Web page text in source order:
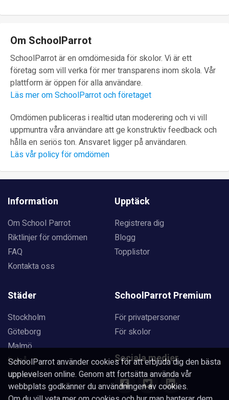
Om SchoolParrot
SchoolParrot är en omdömesida för skolor. Vi är ett
företag som vill verka för mer transparens inom skola. Vår
plattform är öppen för alla användare.
Läs mer om SchoolParrot och företaget
Omdömen publiceras i realtid utan moderering och vi vill
uppmuntra våra användare att ge konstruktiv feedback och
hålla en seriös ton. Ansvaret ligger på användaren.
Läs vår policy för omdömen
Information
Om School Parrot
Riktlinjer för omdömen
FAQ
Kontakta oss
Upptäck
Registrera dig
Blogg
Topplistor
Städer
Stockholm
Göteborg
Malmö
Luleå
Uppsala
SchoolParrot Premium
För privatpersoner
För skolor
Sociala medier
SchoolParrot använder cookies för att erbjuda dig den bästa
upplevelsen online. Genom att fortsätta använda vår
webbplats godkänner du användningen av cookies.